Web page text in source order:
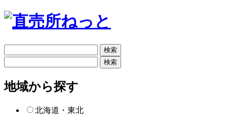
リ
ー
検
索
ー
検
地域から探す
北海道・東北